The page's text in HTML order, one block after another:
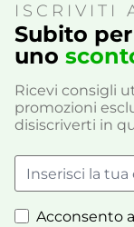
ISCRIVITI
Subito
uno
Ricevi consigli
promozioni
disiscriverti in
Acconsento